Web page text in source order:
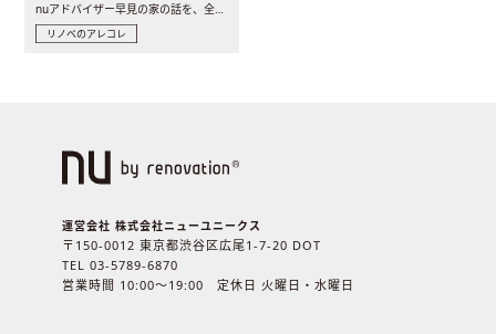
nuアドバイザー早見の家の話を、全4話でお届け。リノベーションを..
リノベのアレコレ
運営会社 株式会社ニューユニークス
〒150-0012 東京都渋谷区広尾1-7-20 DOT
TEL 03-5789-6870
営業時間 10:00〜19:00 定休日 火曜日・水曜日